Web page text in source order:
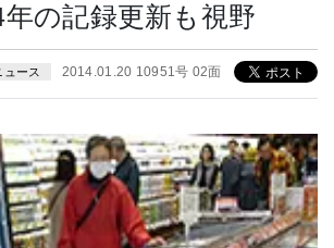
の記録更新も視野
ュース 2014.01.20 10951号 02面